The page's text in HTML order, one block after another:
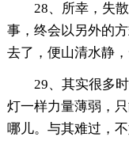
28、所幸，失
事，终会以另外的
去了，便山清水静
29、其实很多
灯一样力量薄弱，
哪儿。与其难过，